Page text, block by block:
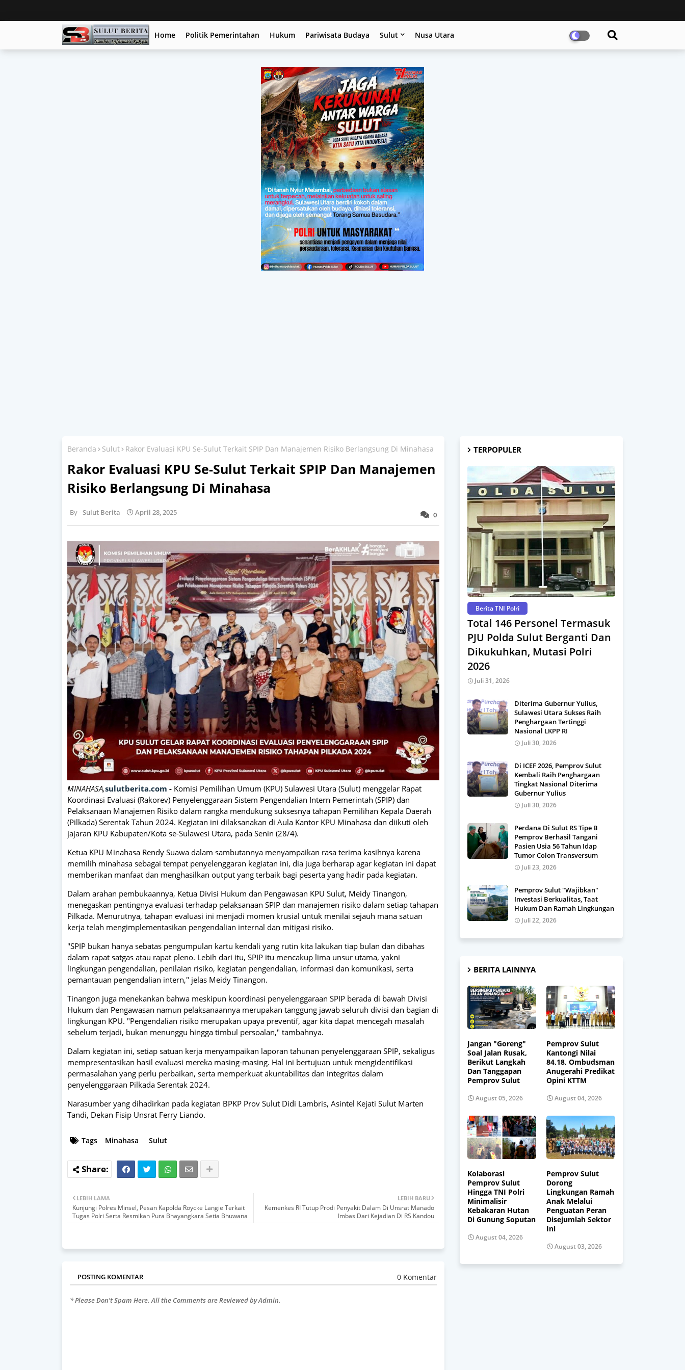
Home Politik Pemerintahan Hukum Pariwisata Budaya Sulut Nusa Utara
Beranda Sulut Rakor Evaluasi KPU Se-Sulut Terkait SPIP Dan Manajemen Risiko Berlangsung Di Minahasa
Rakor Evaluasi KPU Se-Sulut Terkait SPIP Dan Manajemen
Risiko Berlangsung Di Minahasa
0
Sulut Berita April 28, 2025
MINAHASA,sulutberita.com - Komisi Pemilihan Umum (KPU) Sulawesi Utara (Sulut) menggelar Rapat
Koordinasi Evaluasi (Rakorev) Penyelenggaraan Sistem Pengendalian Intern Pemerintah (SPIP) dan
Pelaksanaan Manajemen Risiko dalam rangka mendukung suksesnya tahapan Pemilihan Kepala Daerah
(Pilkada) Serentak Tahun 2024. Kegiatan ini dilaksanakan di Aula Kantor KPU Minahasa dan diikuti oleh
jajaran KPU Kabupaten/Kota se-Sulawesi Utara, pada Senin (28/4).
Ketua KPU Minahasa Rendy Suawa dalam sambutannya menyampaikan rasa terima kasihnya karena
memilih minahasa sebagai tempat penyelenggaran kegiatan ini, dia juga berharap agar kegiatan ini dapat
memberikan manfaat dan menghasilkan output yang terbaik bagi peserta yang hadir pada kegiatan.
Dalam arahan pembukaannya, Ketua Divisi Hukum dan Pengawasan KPU Sulut, Meidy Tinangon,
menegaskan pentingnya evaluasi terhadap pelaksanaan SPIP dan manajemen risiko dalam setiap tahapan
Pilkada. Menurutnya, tahapan evaluasi ini menjadi momen krusial untuk menilai sejauh mana satuan
kerja telah mengimplementasikan pengendalian internal dan mitigasi risiko.
"SPIP bukan hanya sebatas pengumpulan kartu kendali yang rutin kita lakukan tiap bulan dan dibahas
dalam rapat satgas atau rapat pleno. Lebih dari itu, SPIP itu mencakup lima unsur utama, yakni
lingkungan pengendalian, penilaian risiko, kegiatan pengendalian, informasi dan komunikasi, serta
pemantauan pengendalian intern," jelas Meidy Tinangon.
Tinangon juga menekankan bahwa meskipun koordinasi penyelenggaraan SPIP berada di bawah Divisi
Hukum dan Pengawasan namun pelaksanaannya merupakan tanggung jawab seluruh divisi dan bagian di
lingkungan KPU. "Pengendalian risiko merupakan upaya preventif, agar kita dapat mencegah masalah
sebelum terjadi, bukan menunggu hingga timbul persoalan," tambahnya.
Dalam kegiatan ini, setiap satuan kerja menyampaikan laporan tahunan penyelenggaraan SPIP, sekaligus
mempresentasikan hasil evaluasi mereka masing-masing. Hal ini bertujuan untuk mengidentifikasi
permasalahan yang perlu perbaikan, serta memperkuat akuntabilitas dan integritas dalam
penyelenggaraan Pilkada Serentak 2024.
Narasumber yang dihadirkan pada kegiatan BPKP Prov Sulut Didi Lambris, Asintel Kejati Sulut Marten
Tandi, Dekan Fisip Unsrat Ferry Liando.
Tags Minahasa Sulut
LEBIH BARU
Kemenkes RI Tutup Prodi Penyakit Dalam Di Unsrat Manado
Imbas Dari Kejadian Di RS Kandou
LEBIH LAMA
Kunjungi Polres Minsel, Pesan Kapolda Roycke Langie Terkait
Tugas Polri Serta Resmikan Pura Bhayangkara Setia Bhuwana
POSTING KOMENTAR 0 Komentar
* Please Don't Spam Here. All the Comments are Reviewed by Admin.
TERPOPULER
Berita TNI Polri
Total 146 Personel Termasuk
PJU Polda Sulut Berganti Dan
Dikukuhkan, Mutasi Polri
2026
Juli 31, 2026
Diterima Gubernur Yulius,
Sulawesi Utara Sukses Raih
Penghargaan Tertinggi
Nasional LKPP RI
Juli 30, 2026
Di ICEF 2026, Pemprov Sulut
Kembali Raih Penghargaan
Tingkat Nasional Diterima
Gubernur Yulius
Juli 30, 2026
Perdana Di Sulut RS Tipe B
Pemprov Berhasil Tangani
Pasien Usia 56 Tahun Idap
Tumor Colon Transversum
Juli 23, 2026
Pemprov Sulut "Wajibkan"
Investasi Berkualitas, Taat
Hukum Dan Ramah Lingkungan
Juli 22, 2026
BERITA LAINNYA
Jangan "Goreng"
Soal Jalan Rusak,
Berikut Langkah
Dan Tanggapan
Pemprov Sulut
August 05, 2026
Pemprov Sulut
Kantongi Nilai
84,18, Ombudsman
Anugerahi Predikat
Opini KTTM
August 04, 2026
Kolaborasi
Pemprov Sulut
Hingga TNI Polri
Minimalisir
Kebakaran Hutan
Di Gunung Soputan
August 04, 2026
Pemprov Sulut
Dorong
Lingkungan Ramah
Anak Melalui
Penguatan Peran
Disejumlah Sektor
Ini
August 03, 2026